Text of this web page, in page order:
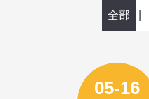
全部
05-16